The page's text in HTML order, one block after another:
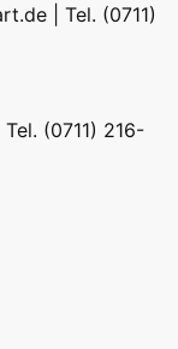
| Tel. (0711)
| Tel. (0711) 216-